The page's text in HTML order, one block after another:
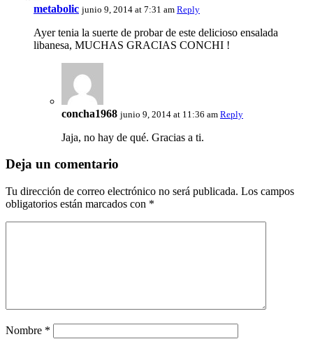
metabolic junio 9, 2014 at 7:31 am Reply
Ayer tenia la suerte de probar de este delicioso ensalada
libanesa, MUCHAS GRACIAS CONCHI !
concha1968 junio 9, 2014 at 11:36 am Reply
Jaja, no hay de qué. Gracias a ti.
Deja un comentario
Tu dirección de correo electrónico no será publicada. Los campos
obligatorios están marcados con *
Nombre *